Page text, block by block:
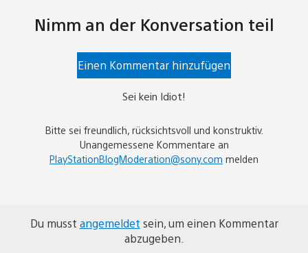
Nimm an der Konversation teil
Einen Kommentar hinzufügen
Sei kein Idiot!
Bitte sei freundlich, rücksichtsvoll und konstruktiv.
Unangemessene Kommentare an
PlayStationBlogModeration@sony.com melden
Du musst angemeldet sein, um einen Kommentar
abzugeben.